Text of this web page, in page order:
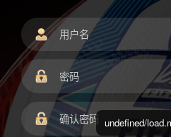
undefined/